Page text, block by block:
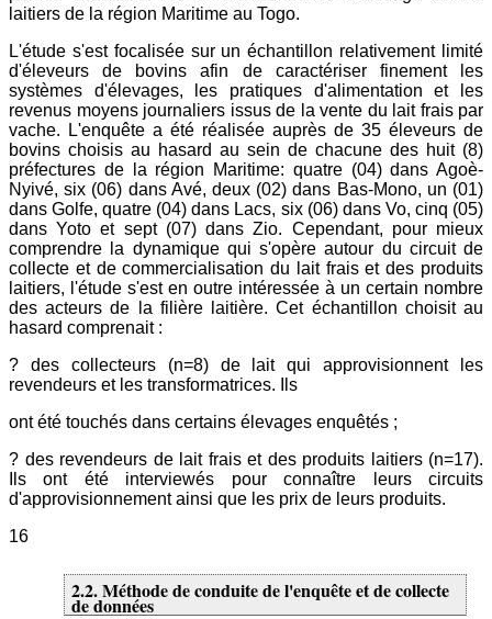
laitiers de la région Maritime au Togo.
L'étude s'est focalisée sur un échantillon relativement limité
d'éleveurs de bovins afin de caractériser finement les
systèmes d'élevages, les pratiques d'alimentation et les
revenus moyens journaliers issus de la vente du lait frais par
vache. L'enquête a été réalisée auprès de 35 éleveurs de
bovins choisis au hasard au sein de chacune des huit (8)
préfectures de la région Maritime: quatre (04) dans Agoè-
Nyivé, six (06) dans Avé, deux (02) dans Bas-Mono, un (01)
dans Golfe, quatre (04) dans Lacs, six (06) dans Vo, cinq (05)
dans Yoto et sept (07) dans Zio. Cependant, pour mieux
comprendre la dynamique qui s'opère autour du circuit de
collecte et de commercialisation du lait frais et des produits
laitiers, l'étude s'est en outre intéressée à un certain nombre
des acteurs de la filière laitière. Cet échantillon choisit au
hasard comprenait :
? des collecteurs (n=8) de lait qui approvisionnent les
revendeurs et les transformatrices. Ils
ont été touchés dans certains élevages enquêtés ;
? des revendeurs de lait frais et des produits laitiers (n=17).
Ils ont été interviewés pour connaître leurs circuits
d'approvisionnement ainsi que les prix de leurs produits.
16
2.2. Méthode de conduite de l'enquête et de collecte
de données